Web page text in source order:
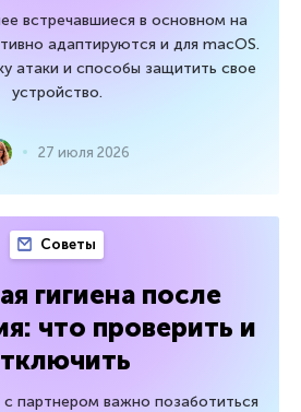
встречавшиеся в основном на
адаптируются и для macOS.
атаки и способы защитить свое
устройство.
27 июля 2026
Советы
гигиена после
что проверить и
с партнером важно позаботиться